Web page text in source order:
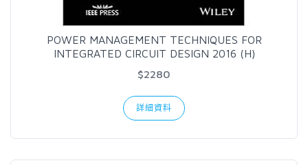
POWER MANAGEMENT TECHNIQUES FOR
INTEGRATED CIRCUIT DESIGN 2016 (H)
$2280
詳細資料